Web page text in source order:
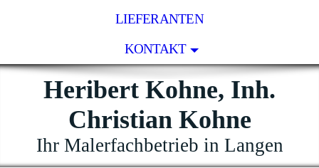
LIEFERANTEN
KONTAKT
Heribert Kohne, Inh.
Christian Kohne
Ihr Malerfachbetrieb in Langen